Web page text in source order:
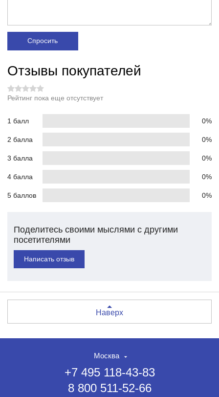
Спросить
Отзывы покупателей
Рейтинг пока еще отсутствует
1 балл 0%
2 балла 0%
3 балла 0%
4 балла 0%
5 баллов 0%
Поделитесь своими мыслями с другими
посетителями
Написать отзыв
Наверх
Москва
+7 495 118-43-83
8 800 511-52-66